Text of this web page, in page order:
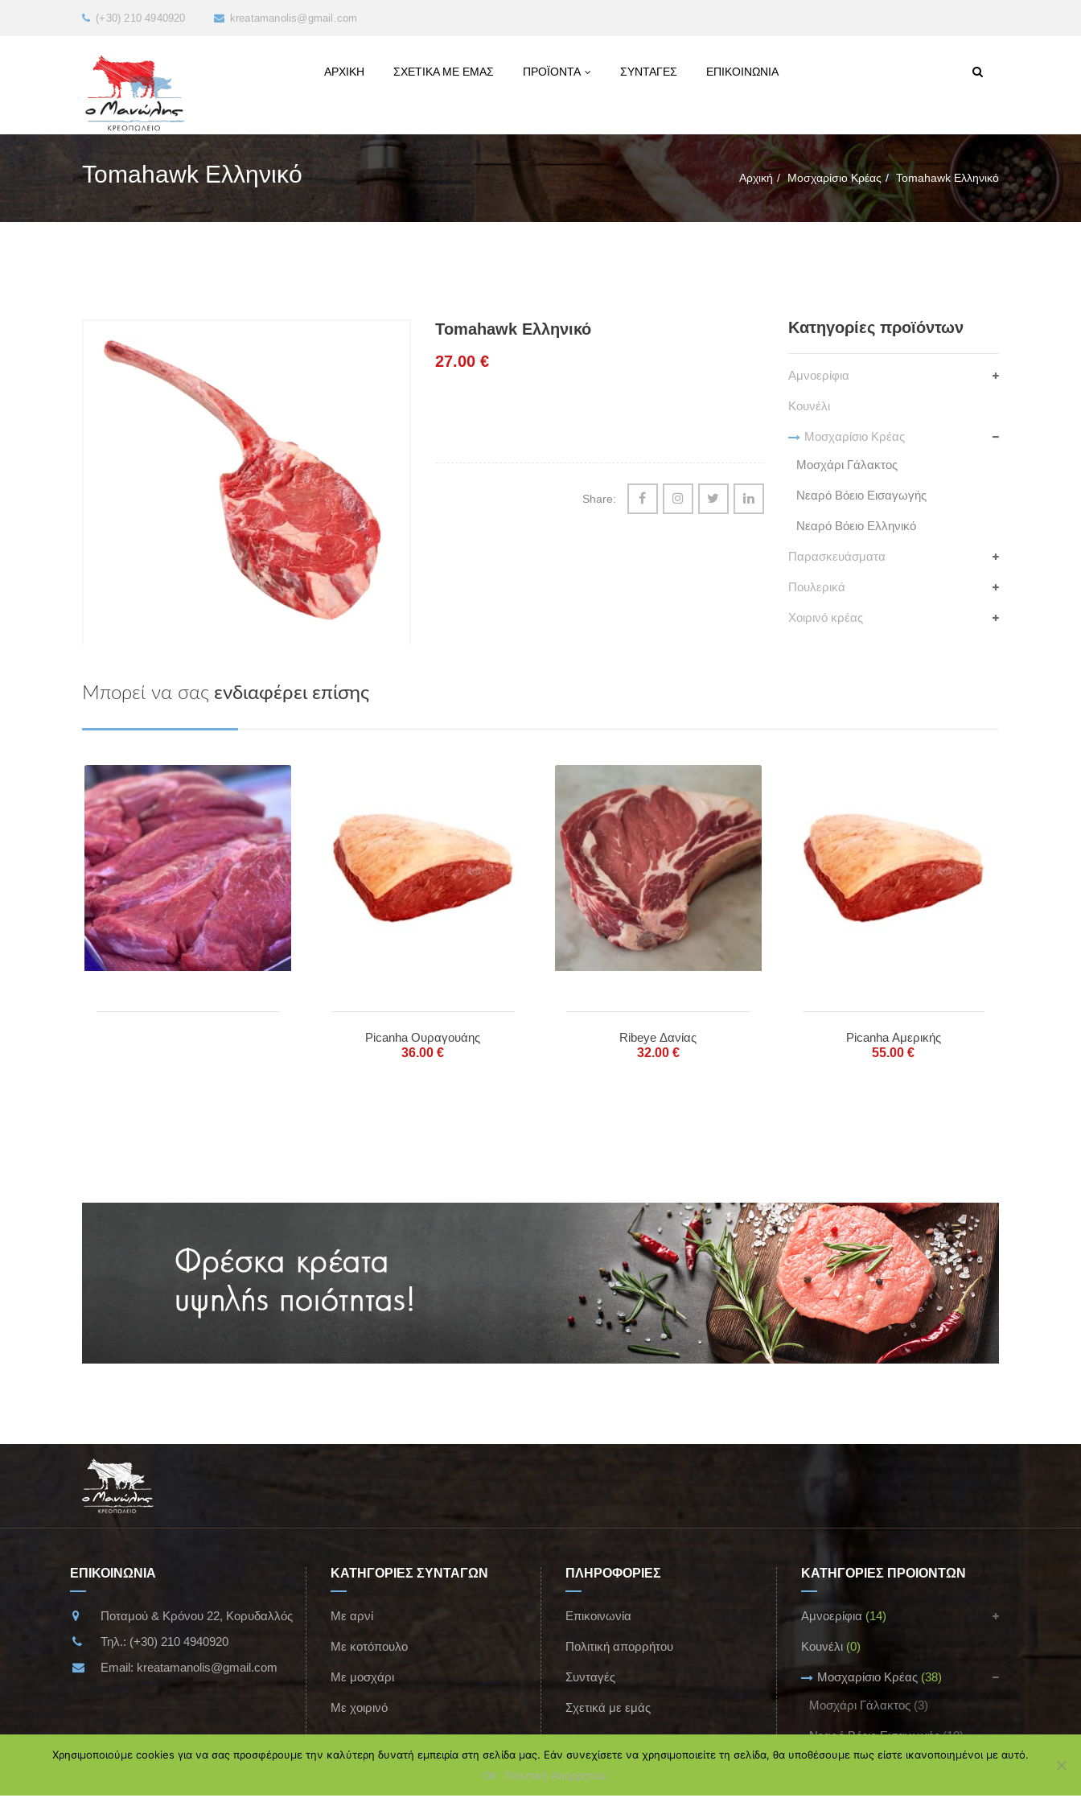
(+30) 210 4940920 kreatamanolis@gmail.com
ΑΡΧΙΚΗ ΣΧΕΤΙΚΑ ΜΕ ΕΜΑΣ ΠΡΟΪΟΝΤΑ ΣΥΝΤΑΓΕΣ ΕΠΙΚΟΙΝΩΝΙΑ
Tomahawk Ελληνικό Αρχική Μοσχαρίσιο Κρέας Tomahawk Ελληνικό
Tomahawk Ελληνικό
27.00 €
Share:
Κατηγορίες προϊόντων
Αμνοερίφια
Κουνέλι
Μοσχαρίσιο Κρέας
Μοσχάρι Γάλακτος
Νεαρό Βόειο Εισαγωγής
Νεαρό Βόειο Ελληνικό
Παρασκευάσματα
Πουλερικά
Χοιρινό κρέας
Μπορεί να σας ενδιαφέρει επίσης
Picanha Ουραγουάης
36.00€
Ribeye Δανίας
32.00 €
Picanha Αμερικής
55.00€
ΕΠΙΚΟΙΝΩΝΙΑ
Ποταμού & Κρόνου 22, Κορυδαλλός
Τηλ.: (+30) 210 4940920
Email: kreatamanolis@gmail.com
ΚΑΤΗΓΟΡΙΕΣ ΣΥΝΤΑΓΩΝ
Με αρνί
Με κοτόπουλο
Με μοσχάρι
Με χοιρινό
ΠΛΗΡΟΦΟΡΙΕΣ
Επικοινωνία
Πολιτική απορρήτου
Συνταγές
Σχετικά με εμάς
ΚΑΤΗΓΟΡΙΕΣ ΠΡΟΪΟΝΤΩΝ
Αμνοερίφια (14)
Κουνέλι (0)
Μοσχαρίσιο Κρέας (38)
Μοσχάρι Γάλακτος (3)
Νεαρό Βόειο Εισαγωγής (10)
Παρασκευάσματα (23)
Χρησιμοποιούμε cookies για να σας προσφέρουμε την καλύτερη δυνατή εμπειρία στη σελίδα μας. Εάν συνεχίσετε να χρησιμοποιείτε τη σελίδα, θα υποθέσουμε πως είστε ικανοποιημένοι με αυτό.
ΟΚ
Πολιτική Απορρήτου